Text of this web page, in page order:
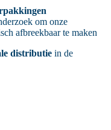
om onze
afbreekbaar te maken
distributie in de